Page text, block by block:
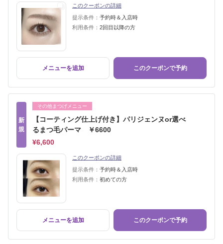
このクーポンの詳細
提示条件： 予約時＆入店時
利用条件： 2回目以降の方
メニューを追加 このクーポンで予約
新
規
その他まつげメニュー
【コーティング仕上げ付き】パリジェンヌor選べ
るまつ毛パーマ ￥6600
¥6,600
このクーポンの詳細
提示条件： 予約時＆入店時
利用条件： 初めての方
メニューを追加 このクーポンで予約